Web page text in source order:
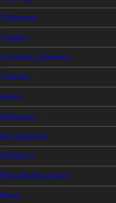
Chistosos
Comics
Cuentos y poemas
Cultura
David
Debrayes
Diccionarios
Didáctico
Filosofisticaciones
Fotos